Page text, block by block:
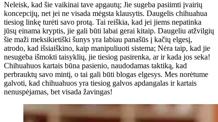
Neleisk, kad šie vaikinai tave apgautų; Jie sugeba pasiimti įvairių
koncepcijų, net jei ne visada mėgsta klausytis. Daugelis chihuahua
tiesiog linkę turėti savo protą. Tai reiškia, kad jei jiems nepatinka
jūsų einama kryptis, jie gali būti labai gerai kitaip. Daugeliu atžvilgių
šie maži meksikietiški šunys yra labiau panašūs į kačių elgesį,
atrodo, kad išsiaiškino, kaip manipuliuoti sistema; Nėra taip, kad jie
nesugeba išmokti taisyklių, jie tiesiog pasirenka, ar ir kada jos seka!
Chihuahuos kartais būna pasienio, naudodamas taktiką, kad
perbrauktų savo mintį, o tai gali būti blogas elgesys. Mes norėtume
galvoti, kad chihuahuos yra tiesiog galvos apdangalas ir kartais
nenuspėjamas, bet visada žavingas!